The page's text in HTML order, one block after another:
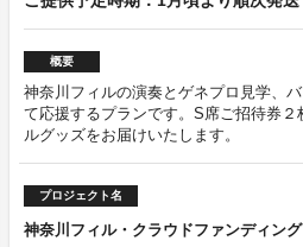
概要
神奈川フィルの演奏とゲネプロ見学、
て応援するプランです。S席ご招待券
ルグッズをお届けいたします。
プロジェクト名
神奈川フィル・クラウドファンディン